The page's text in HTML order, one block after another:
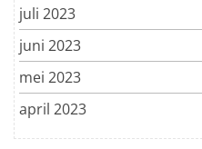
juli 2023
juni 2023
mei 2023
april 2023